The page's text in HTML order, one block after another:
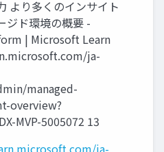
より多くのインサイト
ジド環境の概要 -
| Microsoft Learn
ja-
managed-
overview?
MVP-5005072 13